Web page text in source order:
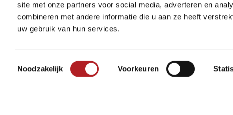
site met onze partners voor social media, adverteren en
combineren met andere informatie die u aan ze heeft
uw gebruik van hun services.
Toestemmingsselectie
Noodzakelijk Voorkeuren
Helpdesks